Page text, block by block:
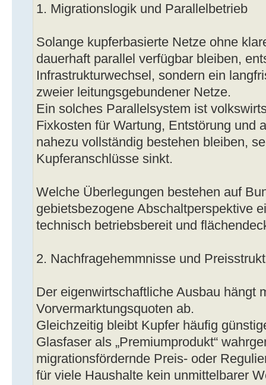
1. Migrationslogik und Parallelbetrieb
Solange kupferbasierte Netze ohne
dauerhaft parallel verfügbar bleiben,
Infrastrukturwechsel, sondern ein
zweier leitungsgebundener Netze.
Ein solches Parallelsystem ist
Fixkosten für Wartung, Entstörung und
nahezu vollständig bestehen bleiben,
Kupferanschlüsse sinkt.
Welche Überlegungen bestehen auf
gebietsbezogene Abschaltperspektive
technisch betriebsbereit und
2. Nachfragehemmnisse und
Der eigenwirtschaftliche Ausbau hängt
Vorvermarktungsquoten ab.
Gleichzeitig bleibt Kupfer häufig
Glasfaser als „Premiumprodukt“
migrationsfördernde Preis- oder
für viele Haushalte kein unmittelbarer